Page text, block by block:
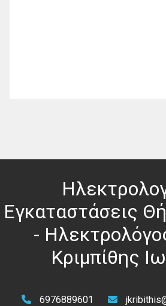
Εγκαταστάσεις
-
Κριμπίθης
6976889601